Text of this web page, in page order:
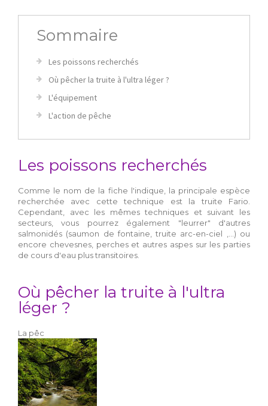
Sommaire
Les poissons recherchés
Où pêcher la truite à l'ultra léger ?
L'équipement
L'action de pêche
Les poissons recherchés
Comme le nom de la fiche l'indique, la principale espèce
recherchée avec cette technique est la truite Fario.
Cependant, avec les mêmes techniques et suivant les
secteurs, vous pourrez également "leurrer" d'autres
salmonidés (saumon de fontaine, truite arc-en-ciel ,...) ou
encore chevesnes, perches et autres aspes sur les parties
de cours d'eau plus transitoires.
Où pêcher la truite à l'ultra
léger ?
La pêc